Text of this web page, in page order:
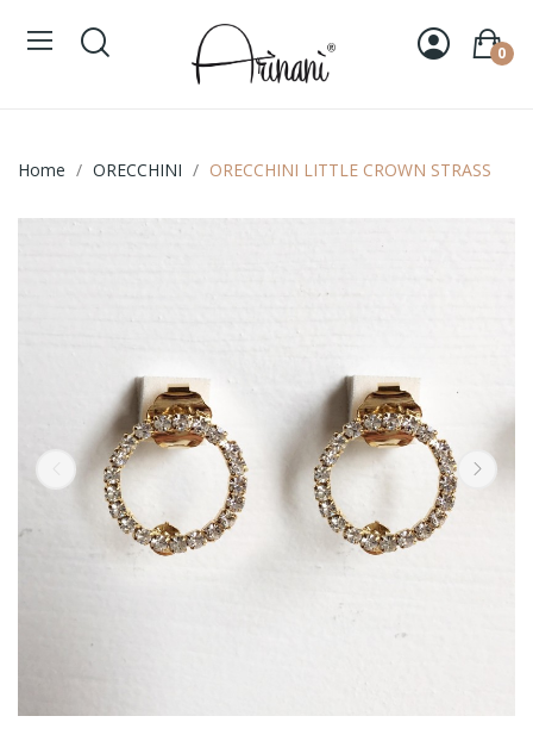
0
Home ORECCHINI ORECCHINI LITTLE CROWN STRASS